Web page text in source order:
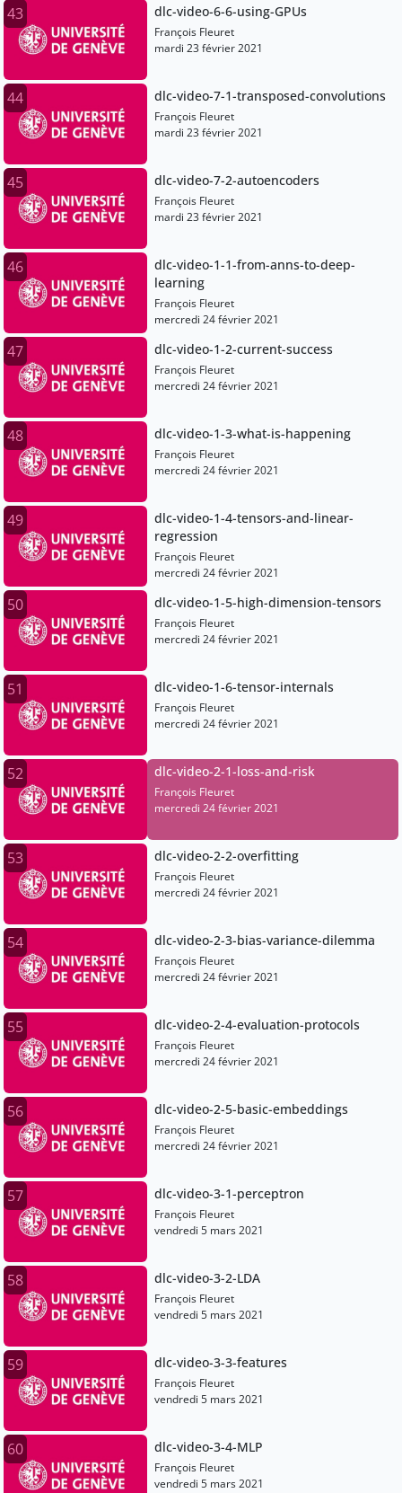
43 dlc-video-6-6-using-GPUs
François Fleuret
mardi 23 février 2021
44 dlc-video-7-1-transposed-convolutions
François Fleuret
mardi 23 février 2021
45 dlc-video-7-2-autoencoders
François Fleuret
mardi 23 février 2021
46
dlc-video-1-1-from-anns-to-deep-
learning
François Fleuret
mercredi 24 février 2021
47 dlc-video-1-2-current-success
François Fleuret
mercredi 24 février 2021
48 dlc-video-1-3-what-is-happening
François Fleuret
mercredi 24 février 2021
49
dlc-video-1-4-tensors-and-linear-
regression
François Fleuret
mercredi 24 février 2021
50 dlc-video-1-5-high-dimension-tensors
François Fleuret
mercredi 24 février 2021
51 dlc-video-1-6-tensor-internals
François Fleuret
mercredi 24 février 2021
52 dlc-video-2-1-loss-and-risk
François Fleuret
mercredi 24 février 2021
53 dlc-video-2-2-overfitting
François Fleuret
mercredi 24 février 2021
54 dlc-video-2-3-bias-variance-dilemma
François Fleuret
mercredi 24 février 2021
55 dlc-video-2-4-evaluation-protocols
François Fleuret
mercredi 24 février 2021
56 dlc-video-2-5-basic-embeddings
François Fleuret
mercredi 24 février 2021
57 dlc-video-3-1-perceptron
François Fleuret
vendredi 5 mars 2021
58 dlc-video-3-2-LDA
François Fleuret
vendredi 5 mars 2021
59 dlc-video-3-3-features
François Fleuret
vendredi 5 mars 2021
60 dlc-video-3-4-MLP
François Fleuret
vendredi 5 mars 2021